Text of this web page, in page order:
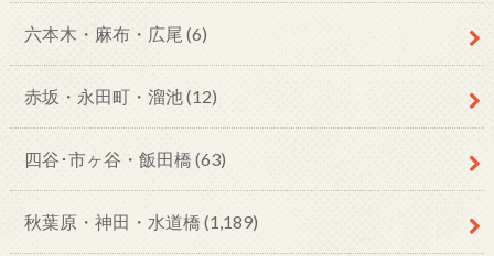
六本木・麻布・広尾 (6)
赤坂・永田町・溜池(12)
四谷･市ヶ谷・飯田橋 (63)
秋葉原・神田・水道橋 (1,189)